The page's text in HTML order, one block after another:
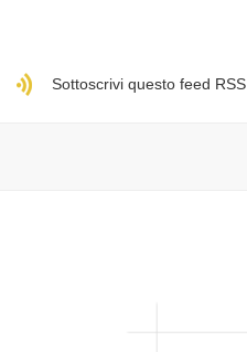
Sottoscrivi questo feed RSS